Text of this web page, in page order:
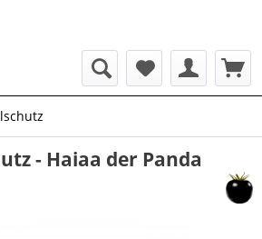
- Haiaa der Panda